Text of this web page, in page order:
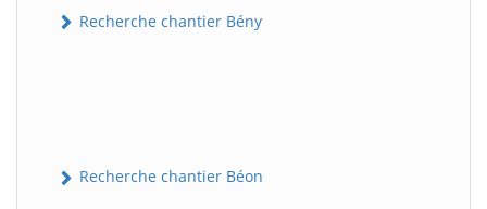
Recherche chantier Bény
Recherche chantier Béon